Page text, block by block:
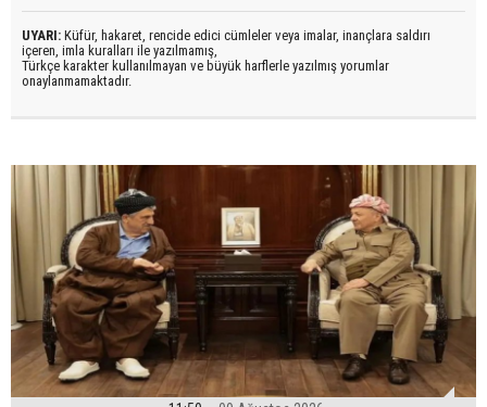
UYARI: Küfür, hakaret, rencide edici cümleler veya imalar, inançlara saldırı
içeren, imla kuralları ile yazılmamış,
Türkçe karakter kullanılmayan ve büyük harflerle yazılmış yorumlar
onaylanmamaktadır.